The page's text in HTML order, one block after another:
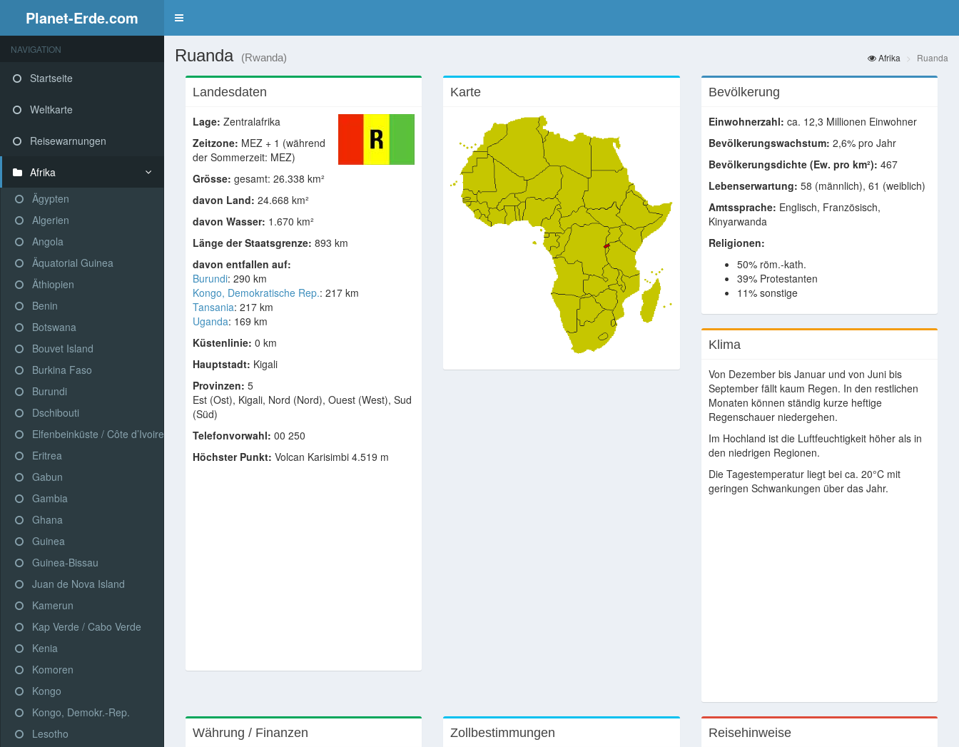
Planet-Erde.com
NAVIGATION
Startseite
Weltkarte
Reisewarnungen
Afrika
Ägypten
Algerien
Angola
Äquatorial Guinea
Äthiopien
Benin
Botswana
Bouvet Island
Burkina Faso
Burundi
Dschibouti
Elfenbeinküste / Côte d’Ivoire
Eritrea
Gabun
Gambia
Ghana
Guinea
Guinea-Bissau
Juan de Nova Island
Kamerun
Kap Verde / Cabo Verde
Kenia
Komoren
Kongo
Kongo, Demokr.-Rep.
Lesotho
Ruanda (Rwanda) Afrika Ruanda
Landesdaten
Lage: Zentralafrika
Zeitzone: MEZ + 1 (während
der Sommerzeit: MEZ)
Grösse: gesamt: 26.338 km²
davon Land: 24.668 km²
davon Wasser: 1.670 km²
Länge der Staatsgrenze: 893 km
davon entfallen auf:
Burundi: 290 km
Kongo, Demokratische Rep.: 217 km
Tansania: 217 km
Uganda: 169 km
Küstenlinie: 0 km
Hauptstadt: Kigali
Provinzen: 5
Est (Ost), Kigali, Nord (Nord), Ouest (West), Sud
(Süd)
Telefonvorwahl: 00 250
Höchster Punkt: Volcan Karisimbi 4.519 m
Karte Bevölkerung
Einwohnerzahl: ca. 12,3 Millionen Einwohner
Bevölkerungswachstum: 2,6% pro Jahr
Bevölkerungsdichte (Ew. pro km²): 467
Lebenserwartung: 58 (männlich), 61 (weiblich)
Amtssprache: Englisch, Französisch,
Kinyarwanda
Religionen:
50% röm.-kath.
39% Protestanten
11% sonstige
Klima
Von Dezember bis Januar und von Juni bis
September fällt kaum Regen. In den restlichen
Monaten können ständig kurze heftige
Regenschauer niedergehen.
Im Hochland ist die Luftfeuchtigkeit höher als in
den niedrigen Regionen.
Die Tagestemperatur liegt bei ca. 20°C mit
geringen Schwankungen über das Jahr.
Währung / Finanzen Zollbestimmungen Reisehinweise